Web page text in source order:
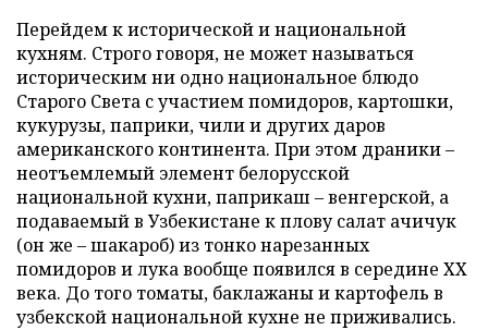
Перейдем к исторической и национальной
кухням. Строго говоря, не может называться
историческим ни одно национальное блюдо
Старого Света с участием помидоров, картошки,
кукурузы, паприки, чили и других даров
американского континента. При этом драники –
неотъемлемый элемент белорусской
национальной кухни, паприкаш – венгерской, а
подаваемый в Узбекистане к плову салат ачичук
(он же – шакароб) из тонко нарезанных
помидоров и лука вообще появился в середине ХХ
века. До того томаты, баклажаны и картофель в
узбекской национальной кухне не приживались.